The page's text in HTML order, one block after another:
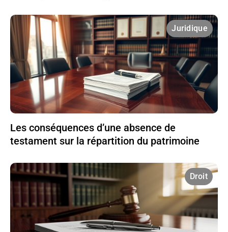
Juridique
Les conséquences d’une absence de
testament sur la répartition du patrimoine
Droit